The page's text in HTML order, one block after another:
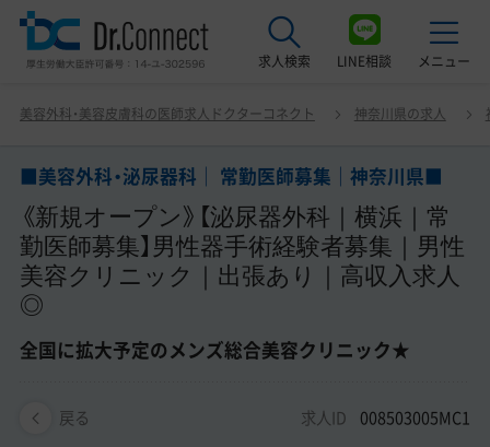
求人検索 LINE相談 メニュー
美容クリニック見学ご希望の方はこちら
サービス紹介
ドクターコネクトの強み
エージェント紹介
美容外科・美容皮膚科の医師求人ドクターコネクト 神奈川県の求人
■美容外科・泌尿器科｜ 常勤医師募集｜神奈川県■
《新規オープン》【泌尿器外科｜横浜｜常
勤医師募集】男性器手術経験者募集｜男性
美容クリニック｜出張あり｜高収入求人
◎
全国に拡大予定のメンズ総合美容クリニック★
戻る 求人ID 008503005MC1
■美容外科・泌尿器科｜ 常勤医師募集｜神奈川県■ 《新規
オープン》【泌尿器外科｜横浜｜常勤医師募集】男性器手術
◎ 全国に拡大予定のメンズ総合美容クリニック★